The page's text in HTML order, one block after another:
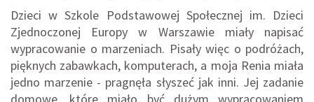
Dzieci w Szkole Podstawowej Społecznej im. Dzieci
Zjednoczonej Europy w Warszawie miały napisać
wypracowanie o marzeniach. Pisały więc o podróżach,
pięknych zabawkach, komputerach, a moja Renia miała
jedno marzenie - pragnęła słyszeć jak inni. Jej zadanie